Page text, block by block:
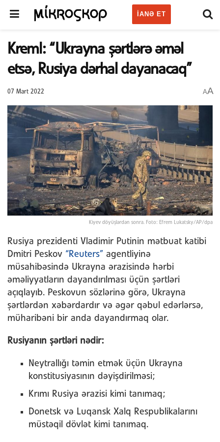
IANƏ ET
Kreml: “Ukrayna şərtlərə əməl
etsə, Rusiya dərhal dayanacaq”
07 Mart 2022 AA
Kiyev döyüşlərdən sonra. Foto: Efrem Lukatsky/AP/dpa
Rusiya prezidenti Vladimir Putinin mətbuat katibi
Dmitri Peskov “Reuters” agentliyinə
müsahibəsində Ukrayna ərazisində hərbi
əməliyyatların dayandırılması üçün şərtləri
açıqlayıb. Peskovun sözlərinə görə, Ukrayna
şərtlərdən xəbərdardır və əgər qəbul edərlərsə,
müharibəni bir anda dayandırmaq olar.
Rusiyanın şərtləri nədir:
Neytrallığı təmin etmək üçün Ukrayna
konstitusiyasının dəyişdirilməsi;
Krımı Rusiya ərazisi kimi tanımaq;
Donetsk və Luqansk Xalq Respublikalarını
müstəqil dövlət kimi tanımaq.